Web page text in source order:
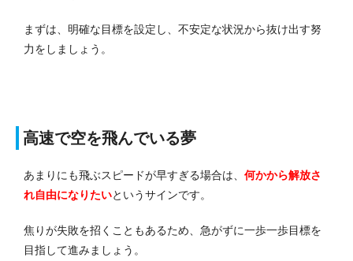
まずは、明確な目標を設定し、不安定な状況から抜け出す努
力をしましょう。
高速で空を飛んでいる夢
あまりにも飛ぶスピードが早すぎる場合は、 何かから解放さ
れ自由になりたいというサインです。
焦りが失敗を招くこともあるため、急がずに一歩一歩目標を
目指して進みましょう。